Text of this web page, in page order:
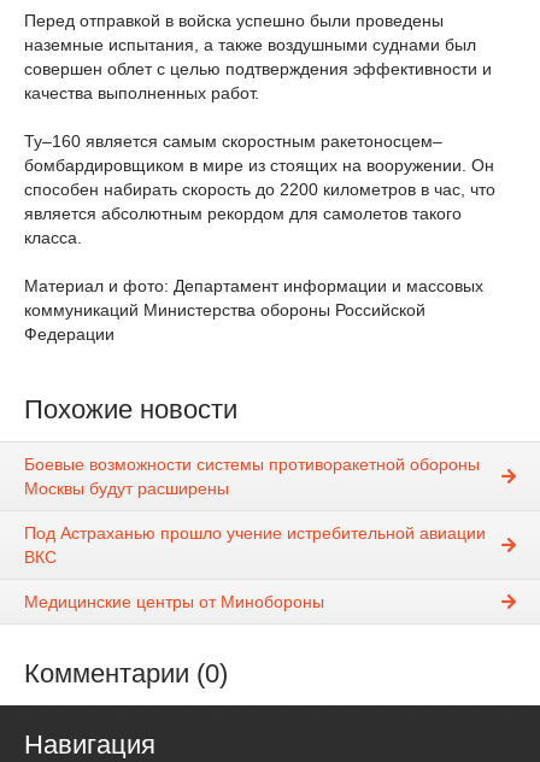
Перед отправкой в войска успешно были проведены
наземные испытания, а также воздушными суднами был
совершен облет с целью подтверждения эффективности и
качества выполненных работ.
Ту–160 является самым скоростным ракетоносцем–
бомбардировщиком в мире из стоящих на вооружении. Он
способен набирать скорость до 2200 километров в час, что
является абсолютным рекордом для самолетов такого
класса.
Материал и фото: Департамент информации и массовых
коммуникаций Министерства обороны Российской
Федерации
Похожие новости
Боевые возможности системы противоракетной обороны
Москвы будут расширены
Под Астраханью прошло учение истребительной авиации
ВКС
Медицинские центры от Минобороны
Комментарии (0)
Навигация